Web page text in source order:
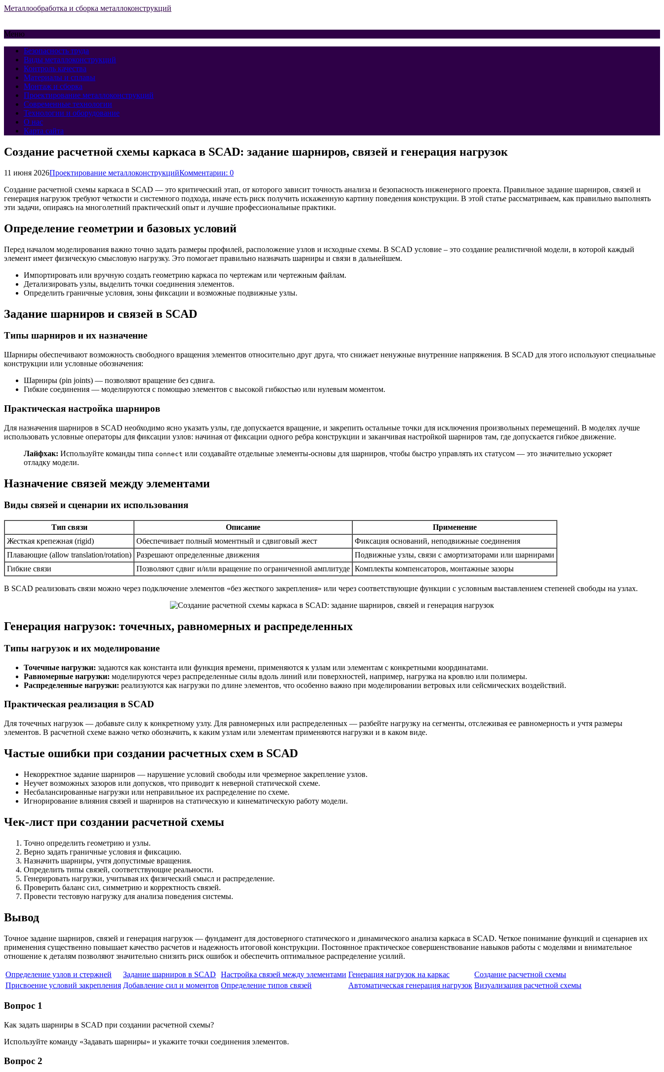
Металлообработка и сборка металлоконструкций
Меню
Безопасность труда
Виды металлоконструкций
Контроль качества
Материалы и сплавы
Монтаж и сборка
Проектирование металлоконструкций
Современные технологии
Технологии и оборудование
О нас
Карта сайта
Создание расчетной схемы каркаса в SCAD: задание шарниров, связей и генерация нагрузок
11 июня 2026Проектирование металлоконструкцийКомментарии: 0
Создание расчетной схемы каркаса в SCAD — это критический этап, от которого зависит точность анализа и безопасность инженерного проекта. Правильное задание шарниров, связей и
генерация нагрузок требуют четкости и системного подхода, иначе есть риск получить искаженную картину поведения конструкции. В этой статье рассматриваем, как правильно выполнять
эти задачи, опираясь на многолетний практический опыт и лучшие профессиональные практики.
Определение геометрии и базовых условий
Перед началом моделирования важно точно задать размеры профилей, расположение узлов и исходные схемы. В SCAD условие – это создание реалистичной модели, в которой каждый
элемент имеет физическую смысловую нагрузку. Это помогает правильно назначать шарниры и связи в дальнейшем.
Импортировать или вручную создать геометрию каркаса по чертежам или чертежным файлам.
Детализировать узлы, выделить точки соединения элементов.
Определить граничные условия, зоны фиксации и возможные подвижные узлы.
Задание шарниров и связей в SCAD
Типы шарниров и их назначение
Шарниры обеспечивают возможность свободного вращения элементов относительно друг друга, что снижает ненужные внутренние напряжения. В SCAD для этого используют специальные
конструкции или условные обозначения:
Шарниры (pin joints) — позволяют вращение без сдвига.
Гибкие соединения — моделируются с помощью элементов с высокой гибкостью или нулевым моментом.
Практическая настройка шарниров
Для назначения шарниров в SCAD необходимо ясно указать узлы, где допускается вращение, и закрепить остальные точки для исключения произвольных перемещений. В моделях лучше
использовать условные операторы для фиксации узлов: начиная от фиксации одного ребра конструкции и заканчивая настройкой шарниров там, где допускается гибкое движение.
Лайфхак: Используйте команды типа connect или создавайте отдельные элементы-основы для шарниров, чтобы быстро управлять их статусом — это значительно ускоряет
отладку модели.
Назначение связей между элементами
Виды связей и сценарии их использования
Тип связи Описание
Применение
Жесткая крепежная (rigid)
Обеспечивает полный моментный и сдвиговый жест
Фиксация оснований, неподвижные соединения
Плавающие (allow translation/rotation) Разрешают определенные движения
Подвижные узлы, связи с амортизаторами или шарнирами
Гибкие связи
Позволяют сдвиг и/или вращение по ограниченной амплитуде Комплекты компенсаторов, монтажные зазоры
В SCAD реализовать связи можно через подключение элементов «без жесткого закрепления» или через соответствующие функции с условным выставлением степеней свободы на узлах.
Генерация нагрузок: точечных, равномерных и распределенных
Типы нагрузок и их моделирование
Точечные нагрузки: задаются как константа или функция времени, применяются к узлам или элементам с конкретными координатами.
Равномерные нагрузки: моделируются через распределенные силы вдоль линий или поверхностей, например, нагрузка на кровлю или полимеры.
Распределенные нагрузки: реализуются как нагрузки по длине элементов, что особенно важно при моделировании ветровых или сейсмических воздействий.
Практическая реализация в SCAD
Для точечных нагрузок — добавьте силу к конкретному узлу. Для равномерных или распределенных — разбейте нагрузку на сегменты, отслеживая ее равномерность и учтя размеры
элементов. В расчетной схеме важно четко обозначить, к каким узлам или элементам применяются нагрузки и в каком виде.
Частые ошибки при создании расчетных схем в SCAD
Некорректное задание шарниров — нарушение условий свободы или чрезмерное закрепление узлов.
Неучет возможных зазоров или допусков, что приводит к неверной статической схеме.
Несбалансированные нагрузки или неправильное их распределение по схеме.
Игнорирование влияния связей и шарниров на статическую и кинематическую работу модели.
Чек-лист при создании расчетной схемы
Точно определить геометрию и узлы.
Верно задать граничные условия и фиксацию.
Назначить шарниры, учтя допустимые вращения.
Определить типы связей, соответствующие реальности.
Генерировать нагрузки, учитывая их физический смысл и распределение.
Проверить баланс сил, симметрию и корректность связей.
Провести тестовую нагрузку для анализа поведения системы.
Вывод
Точное задание шарниров, связей и генерация нагрузок — фундамент для достоверного статического и динамического анализа каркаса в SCAD. Четкое понимание функций и сценариев их
применения существенно повышает качество расчетов и надежность итоговой конструкции. Постоянное практическое совершенствование навыков работы с моделями и внимательное
отношение к деталям позволяют значительно снизить риск ошибок и обеспечить оптимальное распределение усилий.
Определение узлов и стержней Задание шарниров в SCAD Настройка связей между элементами Генерация нагрузок на каркас
Создание расчетной схемы
Присвоение условий закрепления Добавление сил и моментов Определение типов связей Автоматическая генерация нагрузок Визуализация расчетной схемы
Вопрос 1
Как задать шарниры в SCAD при создании расчетной схемы?
Используйте команду «Задавать шарниры» и укажите точки соединения элементов.
Вопрос 2